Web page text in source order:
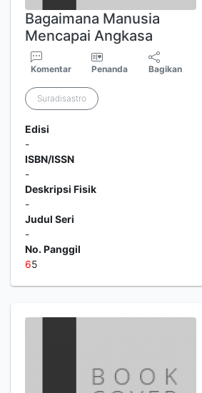
Bagaimana Manusia
Mencapai Angkasa
Komentar Penanda Bagikan
Suradisastro
Edisi
-
ISBN/ISSN
-
Deskripsi Fisik
-
Judul Seri
-
No. Panggil
65